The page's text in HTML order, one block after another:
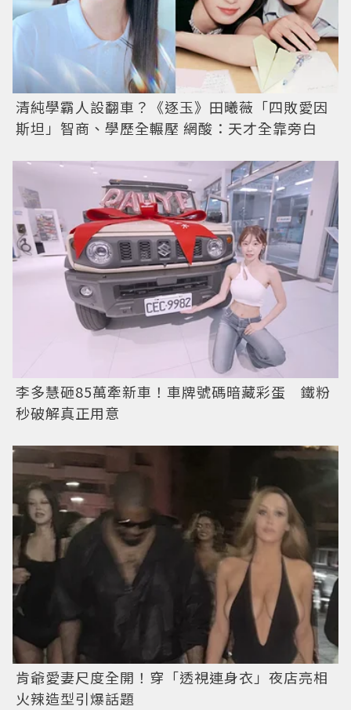
清純學霸人設翻車？《逐玉》田曦薇「四敗愛因
斯坦」智商、學歷全輾壓 網酸：天才全靠旁白
李多慧砸85萬牽新車！車牌號碼暗藏彩蛋 鐵粉
秒破解真正用意
肯爺愛妻尺度全開！穿「透視連身衣」夜店亮相
火辣造型引爆話題